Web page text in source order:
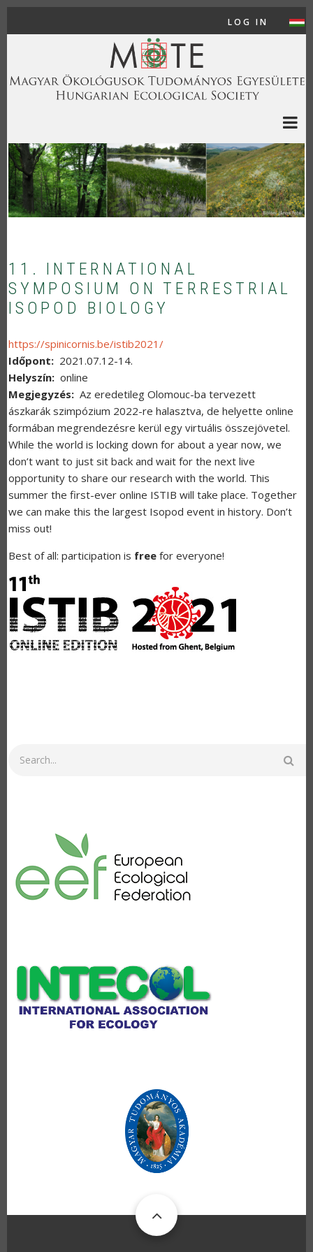
Skip to main content
USER
LOG IN
11. INTERNATIONAL
SYMPOSIUM ON TERRESTRIAL
ISOPOD BIOLOGY
https://spinicornis.be/istib2021/
Időpont
2021.07.12-14.
Helyszín online
Megjegyzés
Az eredetileg Olomouc-ba tervezett
ászkarák szimpózium 2022-re halasztva, de helyette online
formában megrendezésre kerül egy virtuális összejövetel.
While the world is locking down for about a year now, we
don’t want to just sit back and wait for the next live
opportunity to share our research with the world. This
summer the first-ever online ISTIB will take place. Together
we can make this the largest Isopod event in history. Don’t
miss out!
Best of all: participation is free for everyone!